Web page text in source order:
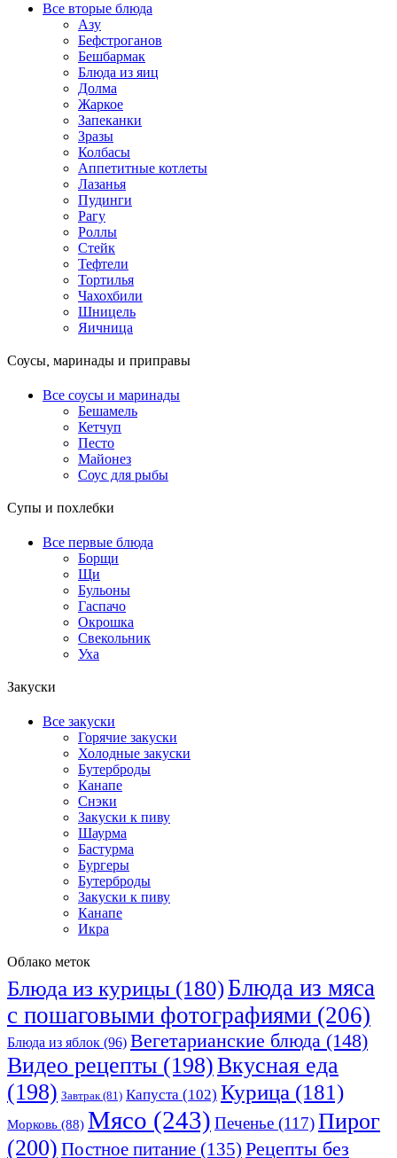
Все вторые блюда
Азу
Бефстроганов
Бешбармак
Блюда из яиц
Долма
Жаркое
Запеканки
Зразы
Колбасы
Аппетитные котлеты
Лазанья
Пудинги
Рагу
Роллы
Стейк
Тефтели
Тортилья
Чахохбили
Шницель
Яичница
Соусы, маринады и приправы
Все соусы и маринады
Бешамель
Кетчуп
Песто
Майонез
Соус для рыбы
Супы и похлебки
Все первые блюда
Борщи
Щи
Бульоны
Гаспачо
Окрошка
Свекольник
Уха
Закуски
Все закуски
Горячие закуски
Холодные закуски
Бутерброды
Канапе
Снэки
Закуски к пиву
Шаурма
Бастурма
Бургеры
Бутерброды
Закуски к пиву
Канапе
Икра
Облако меток
Блюда из курицы (180)Блюда из мяса
с пошаговыми фотографиями (206)
Блюда из яблок (96) Вегетарианские блюда (148)
Видео рецепты (198)Вкусная еда
(198) Завтрак(81) Капуста (102) Курица (181)
Морковь (88) Мясо (243) Печенье (117)Пирог
(200) Постное питание (135) Рецепты без